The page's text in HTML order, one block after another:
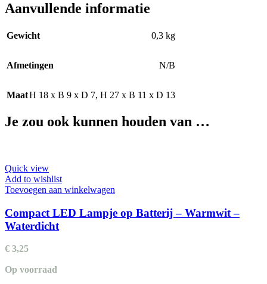
Aanvullende informatie
Gewicht 0,3 kg
Afmetingen N/B
MaatH 18 x B 9 x D 7, H 27 x B 11 x D 13
Je zou ook kunnen houden van …
Quick view
Add to wishlist
Toevoegen aan winkelwagen
Compact LED Lampje op Batterij – Warmwit –
Waterdicht
€ 3,25
Op voorraad